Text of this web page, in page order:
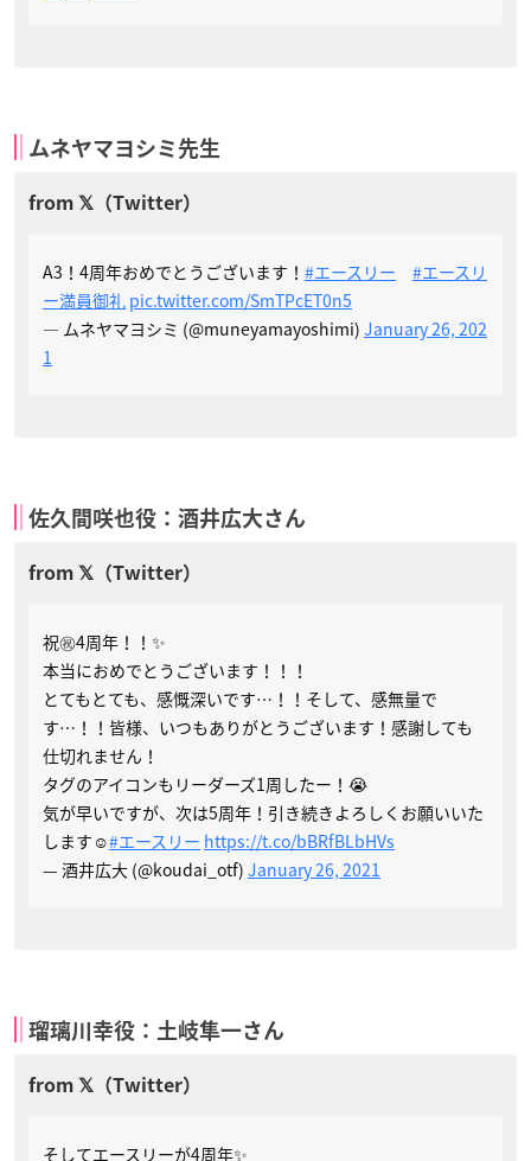
ムネヤマヨシミ先生
A3！4周年おめでとうございます！ #エースリー
#エースリ
ー満員御礼 pic.twitter.com/SmTPcET0n5
— ムネヤマヨシミ (@muneyamayoshimi) January 26, 202
1
佐久間咲也役：酒井広大さん
祝㊗️4周年！！✨
本当におめでとうございます！！！
とてもとても、感慨深いです…！！そして、感無量で
す…！！皆様、いつもありがとうございます！感謝しても
仕切れません！
タグのアイコンもリーダーズ1周したー！😭
気が早いですが、次は5周年！引き続きよろしくお願いいた
します☺️#エースリー https://t.co/bBRfBLbHVs
— 酒井広大 (@koudai_otf) January 26, 2021
瑠璃川幸役：土岐隼一さん
そしてエースリーが4周年✨